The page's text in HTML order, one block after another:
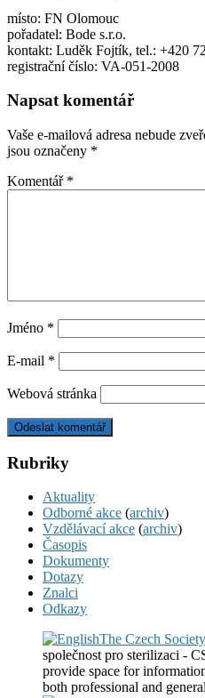
místo: FN Olomouc
pořadatel: Bode s.r.o.
kontakt: Luděk Fojtík, tel.: +420
registrační číslo: VA-051-2008
Napsat komentář
Vaše e-mailová adresa nebude
jsou označeny *
Komentář *
Jméno *
E-mail *
Webová stránka
Rubriky
Aktuality
Odborné akce (archiv)
Vzdělávací akce (archiv)
Časopis
Dokumenty
Dotazy
Znalci
Odkazy
The Czech
společnost pro sterilizaci -
provide space for
both professional and